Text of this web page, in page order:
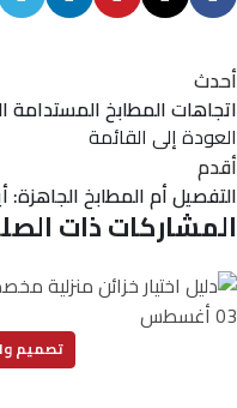
أحدث
اتجاهات المطابخ المستدامة
العودة إلى القائمة
أقدم
التفصيل أم المطابخ
المشاركات ذات
03أغسطس
تصميم